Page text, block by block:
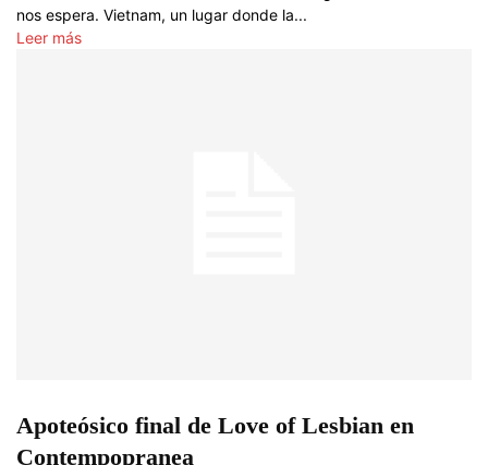
nos espera. Vietnam, un lugar donde la...
Leer más
Apoteósico final de Love of Lesbian en
Contempopranea